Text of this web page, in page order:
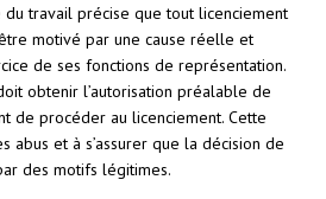
du travail précise que tout licenciement
motivé par une cause réelle et
de ses fonctions de représentation.
obtenir l’autorisation préalable de
de procéder au licenciement. Cette
abus et à s’assurer que la décision de
des motifs légitimes.